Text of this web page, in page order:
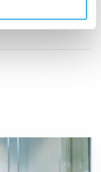
nieuwe